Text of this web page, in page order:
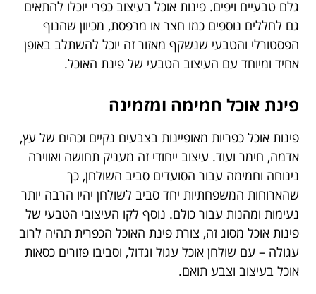
גלם טבעיים ויפים. פינות אוכל בעיצוב כפרי יוכלו להתאים
גם לחללים נוספים כמו חצר או מרפסת, מכיוון שהנוף
הפסטורלי והטבעי שנשקף מאזור זה יוכל להשתלב באופן
אחיד ומיוחד עם העיצוב הטבעי של פינת האוכל.
פינת אוכל חמימה ומזמינה
פינות אוכל כפריות מאופיינות בצבעים נקיים וכהים של עץ,
אדמה, חימר ועוד. עיצוב ייחודי זה מעניק תחושה ואווירה
נינוחה וחמימה עבור הסועדים סביב השולחן, כך
שהארוחות המשפחתיות יחד סביב לשולחן יהיו הרבה יותר
נעימות ומהנות עבור כולם. נוסף לקו העיצובי הטבעי של
פינות אוכל מסוג זה, צורת פינת האוכל הכפרית תהיה לרוב
עגולה – עם שולחן אוכל עגול וגדול, וסביבו פזורים כסאות
אוכל בעיצוב וצבע תואם.